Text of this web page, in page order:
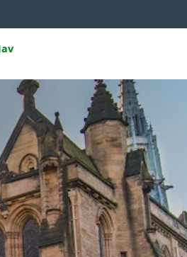
SekolahProfil GuruDaftar PPDB